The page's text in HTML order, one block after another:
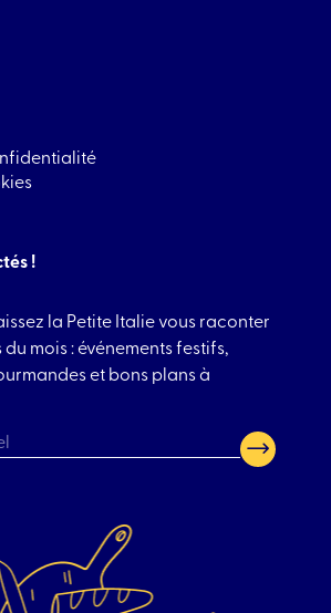
!
la Petite Italie vous raconter
mois : événements festifs,
et bons plans à